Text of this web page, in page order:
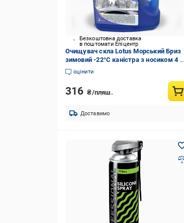
Безкоштовна доставка
в поштомати Епіцентр
Очищувач скла Lotus Морський Бриз
зимовий -22°С каністра з носиком 4 л
(2101613694)
оцінити
316 ₴/пляш.
Доставимо